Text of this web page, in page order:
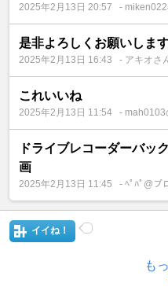
2025年2月13日 20:57 -
是非よろしくお願いします
2025年2月13日 16:43 - アキオさ
これいいね
2025年2月13日 11:54 - mah0103
ドライブレコーダーバッ
画
2025年2月13日 11:45 - ﾍﾟﾊﾟ@ブ
イイね！
も